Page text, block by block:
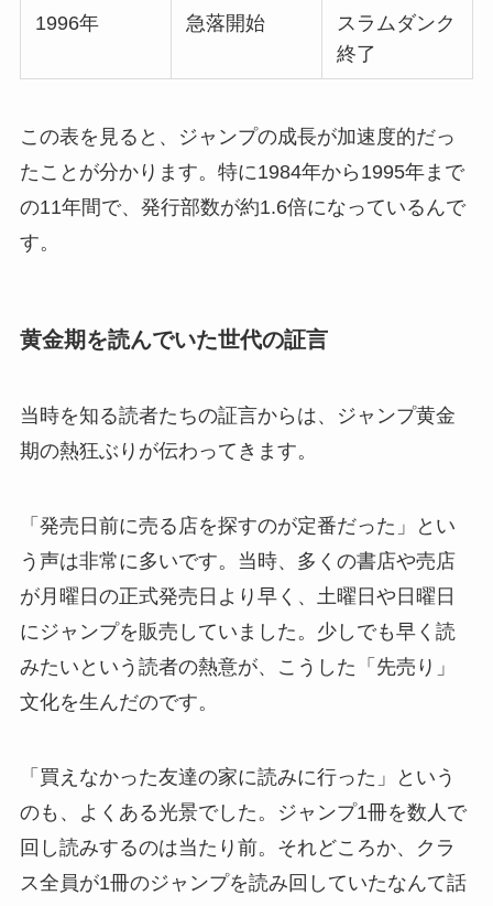
1996年 急落開始
スラムダンク
終了
この表を見ると、ジャンプの成長が加速度的だっ
たことが分かります。特に1984年から1995年まで
の11年間で、発行部数が約1.6倍になっているんで
す。
黄金期を読んでいた世代の証言
当時を知る読者たちの証言からは、ジャンプ黄金
期の熱狂ぶりが伝わってきます。
「発売日前に売る店を探すのが定番だった」とい
う声は非常に多いです。当時、多くの書店や売店
が月曜日の正式発売日より早く、土曜日や日曜日
にジャンプを販売していました。少しでも早く読
みたいという読者の熱意が、こうした「先売り」
文化を生んだのです。
「買えなかった友達の家に読みに行った」という
のも、よくある光景でした。ジャンプ1冊を数人で
回し読みするのは当たり前。それどころか、クラ
ス全員が1冊のジャンプを読み回していたなんて話